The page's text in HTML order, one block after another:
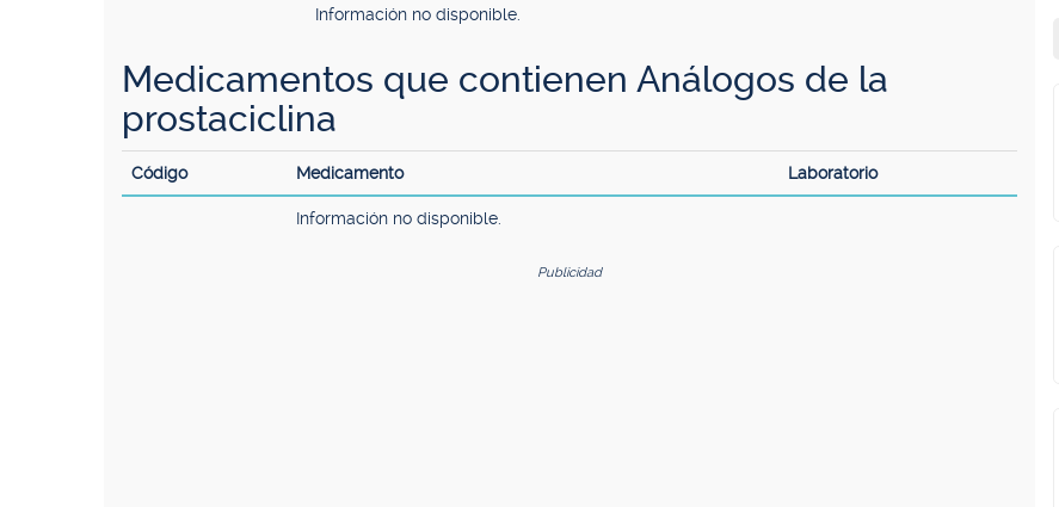
Información no disponible.
Medicamentos que contienen Análogos de la
prostaciclina
Código Medicamento Laboratorio
Información no disponible.
Publicidad